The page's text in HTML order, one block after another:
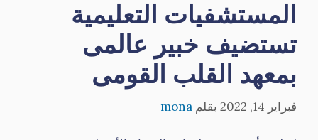
المستشفيات التعليمية
تستضيف خبير عالمى
بمعهد القلب القومى
فبراير 14, 2022 بقلم mona